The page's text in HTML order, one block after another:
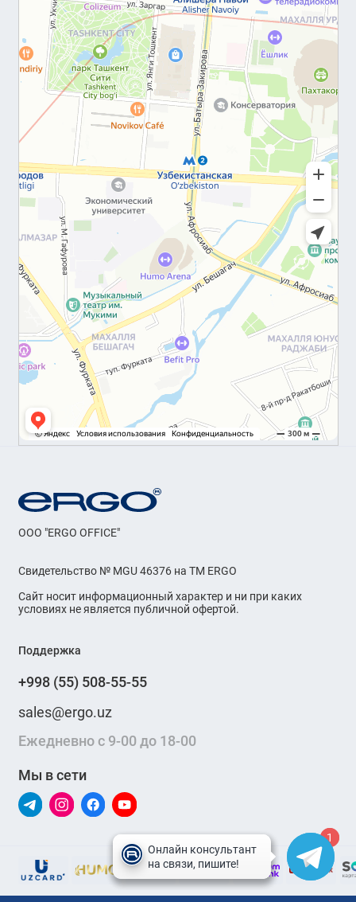
OOO "ERGO OFFICE"
Свидетельство № MGU 46376 на ТМ ERGO
Сайт носит информационный характер и ни при каких
условиях не является публичной офертой.
Поддержка
+998 (55) 508-55-55
sales@ergo.uz
Ежедневно с 9-00 до 18-00
Мы в сети
1
1